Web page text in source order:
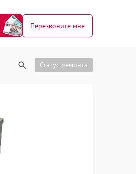
Перезвоните мне
Статус ремонта